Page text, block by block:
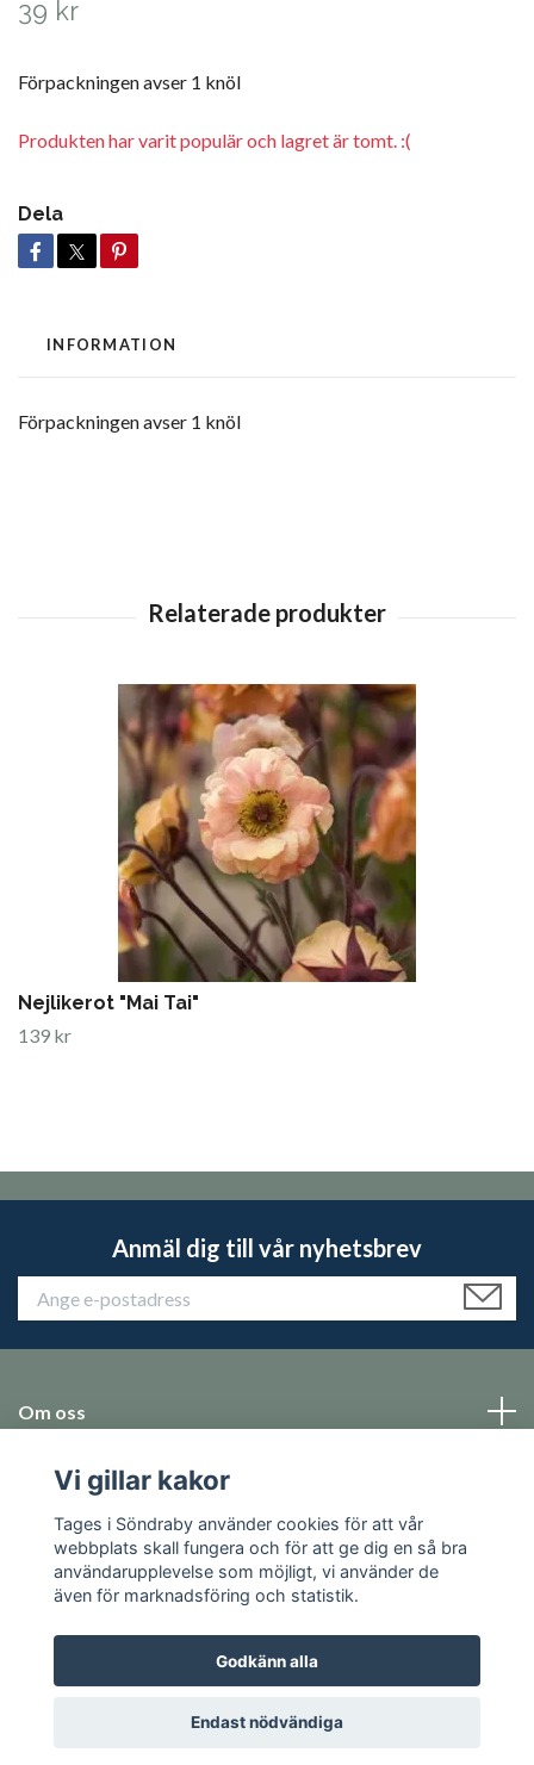
39 kr
Förpackningen avser 1 knöl
Produkten har varit populär och lagret är tomt. :(
Dela
INFORMATION
Förpackningen avser 1 knöl
Nejlikerot "Mai Tai"
139 kr
Anmäl dig till vår nyhetsbrev
Om oss
Emballage
Sociala medier
© 2026 Tages i Söndraby
Vi gillar kakor
Tages i Söndraby använder cookies för att vår
webbplats skall fungera och för att ge dig en så bra
användarupplevelse som möjligt, vi använder de
även för marknadsföring och statistik.
Godkänn alla
Endast nödvändiga